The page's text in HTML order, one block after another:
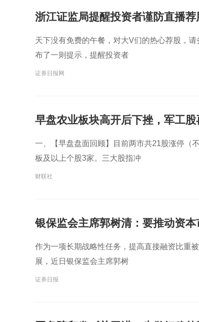
浙江证监局提醒投资者谨防直播
天下没有免费的午餐，对大V们的热心荐股，
布了一则提示，提醒投资者
证券日报网
早盘农业板块高开后下挫，军工
一、【早盘盘面回顾】目前两市共21股涨停（
板及以上个股3家。三大股指冲
财联社
银保监会主席郭树清：要推动资
作为一项长期战略性任务，提高直接融资比重
展，近日银保监会主席郭树
证券日报